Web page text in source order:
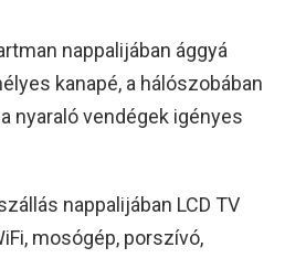
nappalijában ággyá
kanapé, a hálószobában
nyaraló vendégek igényes
nappalijában LCD TV
mosógép, porszívó,